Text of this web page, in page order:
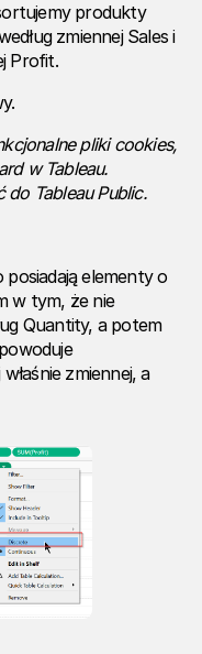
produkty
zmiennej Sales i
Profit.
pliki cookies,
w Tableau.
do Tableau Public.
elementy o
w tym, że nie
Quantity, a potem
zmiennej, a